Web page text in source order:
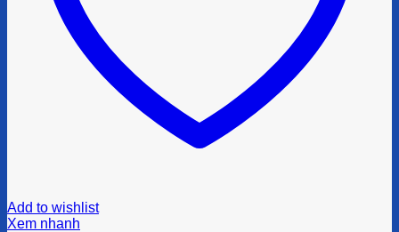
Add to wishlist
Xem nhanh